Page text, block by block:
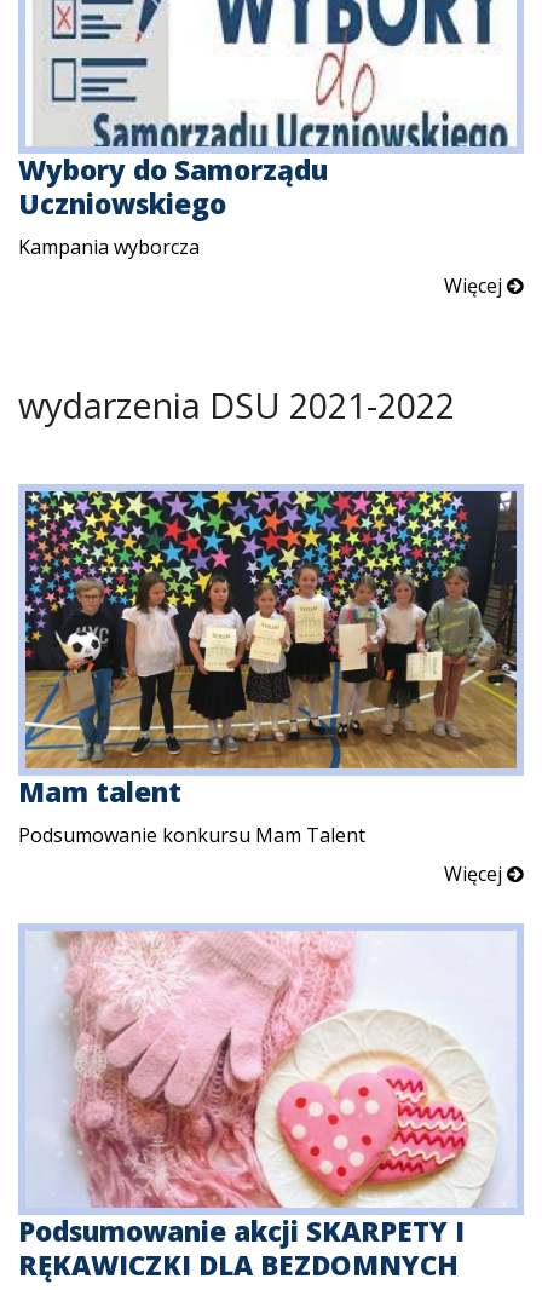
Wybory do Samorządu
Uczniowskiego
Kampania wyborcza
Więcej
wydarzenia DSU 2021-2022
Mam talent
Podsumowanie konkursu Mam Talent
Więcej
Podsumowanie akcji SKARPETY I
RĘKAWICZKI DLA BEZDOMNYCH